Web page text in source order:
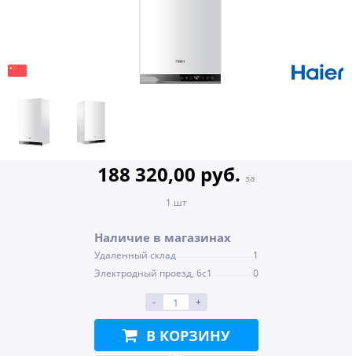
188 320,00 руб. за
1 шт
Наличие в магазинах
Удаленный склад
1
Электродный проезд, 6с1
0
- +
В КОРЗИНУ